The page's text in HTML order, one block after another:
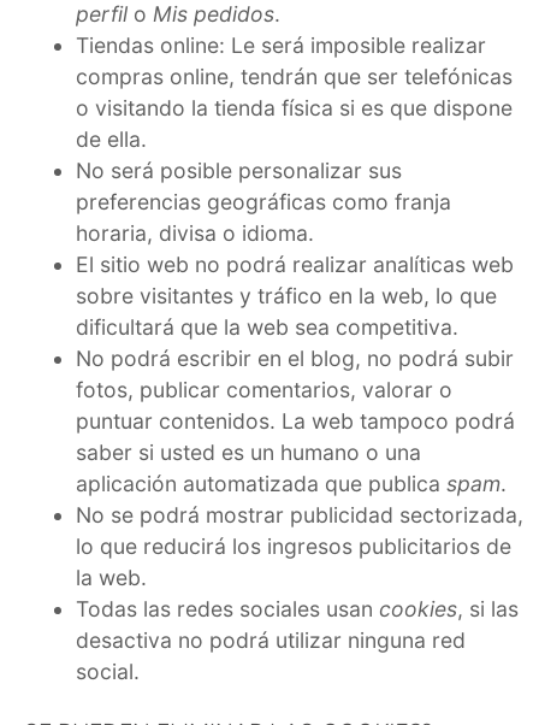
perfilo Mis pedidos.
Tiendas online: Le será imposible realizar
compras online, tendrán que ser telefónicas
o visitando la tienda física si es que dispone
de ella.
No será posible personalizar sus
preferencias geográficas como franja
horaria, divisa o idioma.
El sitio web no podrá realizar analíticas web
sobre visitantes y tráfico en la web, lo que
dificultará que la web sea competitiva.
No podrá escribir en el blog, no podrá subir
fotos, publicar comentarios, valorar o
puntuar contenidos. La web tampoco podrá
saber si usted es un humano o una
aplicación automatizada que publica spam.
No se podrá mostrar publicidad sectorizada,
lo que reducirá los ingresos publicitarios de
la web.
Todas las redes sociales usan cookies, si las
desactiva no podrá utilizar ninguna red
social.